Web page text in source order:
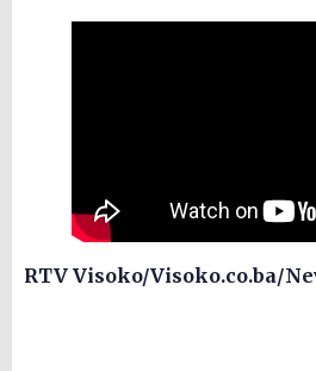
RTV Visoko/Visoko.co.ba/